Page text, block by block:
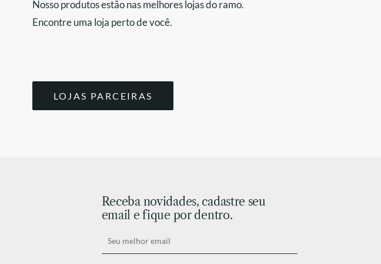
Nosso produtos estão nas melhores lojas do ramo.
Encontre uma loja perto de você.
LOJAS PARCEIRAS
Receba novidades, cadastre seu
email e fique por dentro.